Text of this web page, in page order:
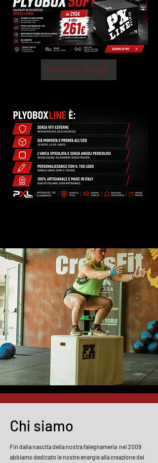
Vai allo Shop
Chi siamo
Fin dalla nascita della nostra falegnameria nel 2009
abbiamo dedicato le nostre energie alla creazione dei